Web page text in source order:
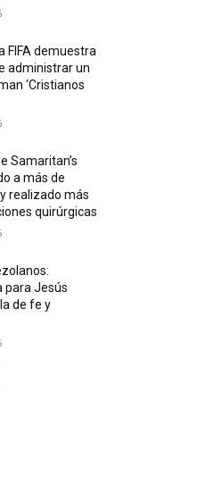
FIFA demuestra
administrar un
‘Cristianos
Samaritan’s
a más de
realizado más
quirúrgicas
para Jesús
de fe y